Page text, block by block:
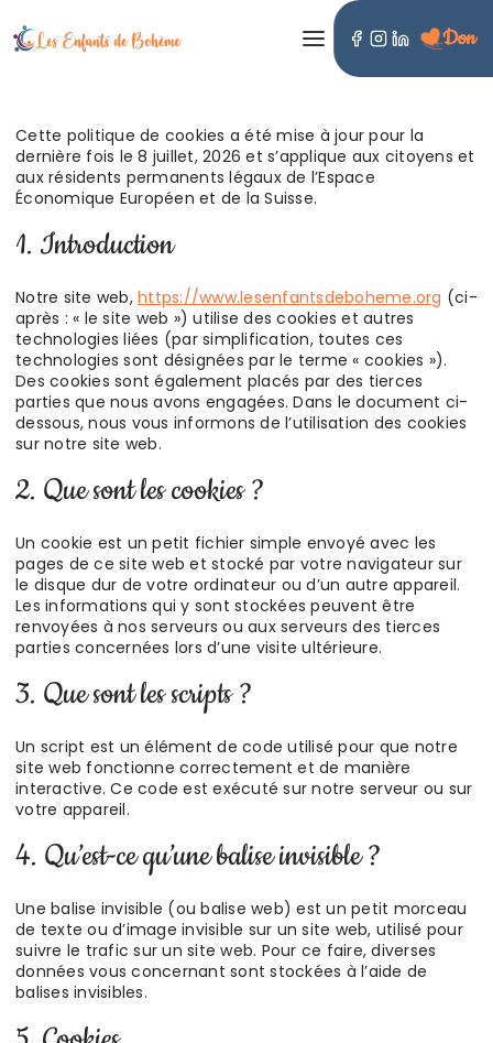
Don
LES ENFANTS DE BOHÈME
Cette politique de cookies a été mise à jour pour la
dernière fois le 8 juillet, 2026 et s’applique aux citoyens et
aux résidents permanents légaux de l’Espace
Économique Européen et de la Suisse.
1. Introduction
Notre site web, https://www.lesenfantsdeboheme.org (ci-
après : « le site web ») utilise des cookies et autres
technologies liées (par simplification, toutes ces
technologies sont désignées par le terme « cookies »).
Des cookies sont également placés par des tierces
parties que nous avons engagées. Dans le document ci-
dessous, nous vous informons de l’utilisation des cookies
sur notre site web.
2. Que sont les cookies ?
Un cookie est un petit fichier simple envoyé avec les
pages de ce site web et stocké par votre navigateur sur
le disque dur de votre ordinateur ou d’un autre appareil.
Les informations qui y sont stockées peuvent être
renvoyées à nos serveurs ou aux serveurs des tierces
parties concernées lors d’une visite ultérieure.
3. Que sont les scripts ?
Un script est un élément de code utilisé pour que notre
site web fonctionne correctement et de manière
interactive. Ce code est exécuté sur notre serveur ou sur
votre appareil.
4. Qu’est-ce qu’une balise invisible ?
Une balise invisible (ou balise web) est un petit morceau
de texte ou d’image invisible sur un site web, utilisé pour
suivre le trafic sur un site web. Pour ce faire, diverses
données vous concernant sont stockées à l’aide de
balises invisibles.